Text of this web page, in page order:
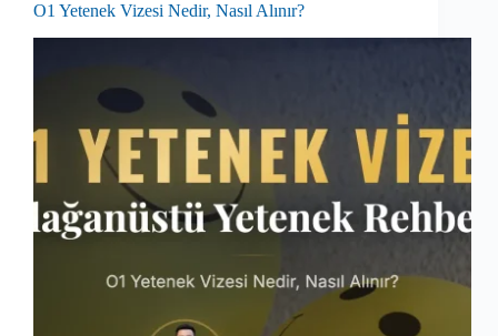
O1 Yetenek Vizesi Nedir, Nasıl Alınır?